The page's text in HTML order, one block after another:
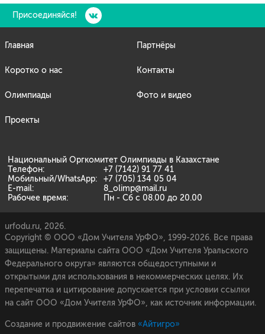
Присоединяйся!
Главная
Коротко о нас
Олимпиады
Проекты
Партнёры
Контакты
Фото и видео
Национальный Оргкомитет Олимпиады в Казахстане
Телефон:
+7 (7142) 91 77 41
Мобильный/WhatsApp:
+7 (705) 134 05 04
E-mail:
8_olimp@mail.ru
Рабочее время:
Пн - Сб с 08.00 до 20.00
urfodu.ru, 2026.
Copyright © ООО «Дом Учителя УрФО», 1999-2026. Все права
защищены. Материалы сайта ООО «Дом Учителя Уральского
Федерального округа» являются общедоступными и
открытыми для использования в некоммерческих целях. Их
перепечатка и цитирование допускается при условии ссылки
на сайт ООО «Дом Учителя УрФО», как источник информации.
Создание и продвижение сайтов «Айтигро»